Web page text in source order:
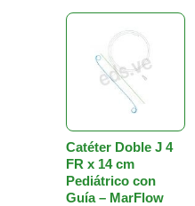
Catéter Doble J 4
FR x 14 cm
Pediátrico con
Guía – MarFlow